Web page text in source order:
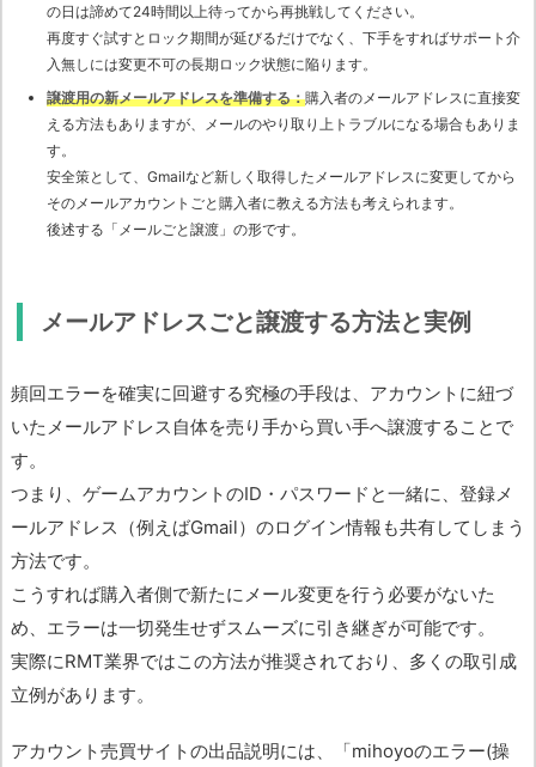
の日は諦めて24時間以上待ってから再挑戦してください。
再度すぐ試すとロック期間が延びるだけでなく、下手をすればサポート介
入無しには変更不可の長期ロック状態に陥ります。
譲渡用の新メールアドレスを準備する：購入者のメールアドレスに直接変
える方法もありますが、メールのやり取り上トラブルになる場合もありま
す。
安全策として、Gmailなど新しく取得したメールアドレスに変更してから
そのメールアカウントごと購入者に教える方法も考えられます。
後述する「メールごと譲渡」の形です。
メールアドレスごと譲渡する方法と実例
頻回エラーを確実に回避する究極の手段は、アカウントに紐づ
いたメールアドレス自体を売り手から買い手へ譲渡することで
す。
つまり、ゲームアカウントのID・パスワードと一緒に、登録メ
ールアドレス（例えばGmail）のログイン情報も共有してしまう
方法です。
こうすれば購入者側で新たにメール変更を行う必要がないた
め、エラーは一切発生せずスムーズに引き継ぎが可能です。
実際にRMT業界ではこの方法が推奨されており、多くの取引成
立例があります。
アカウント売買サイトの出品説明には、「mihoyoのエラー(操